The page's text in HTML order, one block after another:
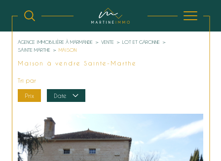
AGENCE IMMOBILIÈRE À MARMANDE VENTE
LOT ET GARONNE
SAINTE MARTHE
MAISON
Maison à vendre Sainte-Marthe
Tri par
Prix Date